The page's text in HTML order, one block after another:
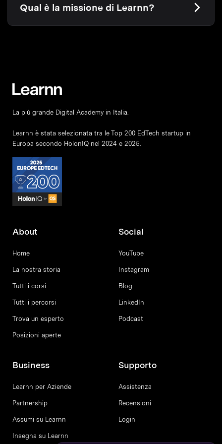
Qual è la missione di Learnn?
La più grande Digital Academy in Italia.
Learnn è stata selezionata tra le Top 200 EdTech startup in
Europa secondo HolonIQ nel 2024 e 2025.
About
Home
La nostra storia
Tutti i corsi
Tutti i percorsi
Trova un esperto
Posizioni aperte
Social
YouTube
Instagram
Blog
LinkedIn
Podcast
Business
Learnn per Aziende
Partnership
Assumi su Learnn
Insegna su Learnn
Supporto
Assistenza
Recensioni
Login